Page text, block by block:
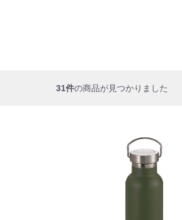
31件の商品が見つかりました